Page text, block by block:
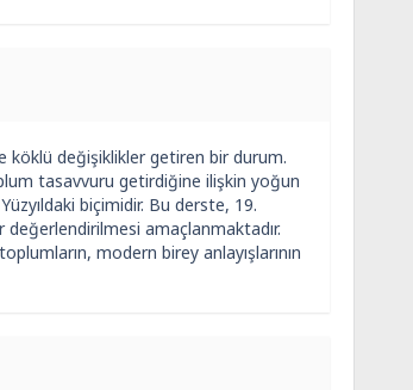
köklü değişiklikler getiren bir durum.
tasavvuru getirdiğine ilişkin yoğun
biçimidir. Bu derste, 19.
amaçlanmaktadır.
modern birey anlayışlarının